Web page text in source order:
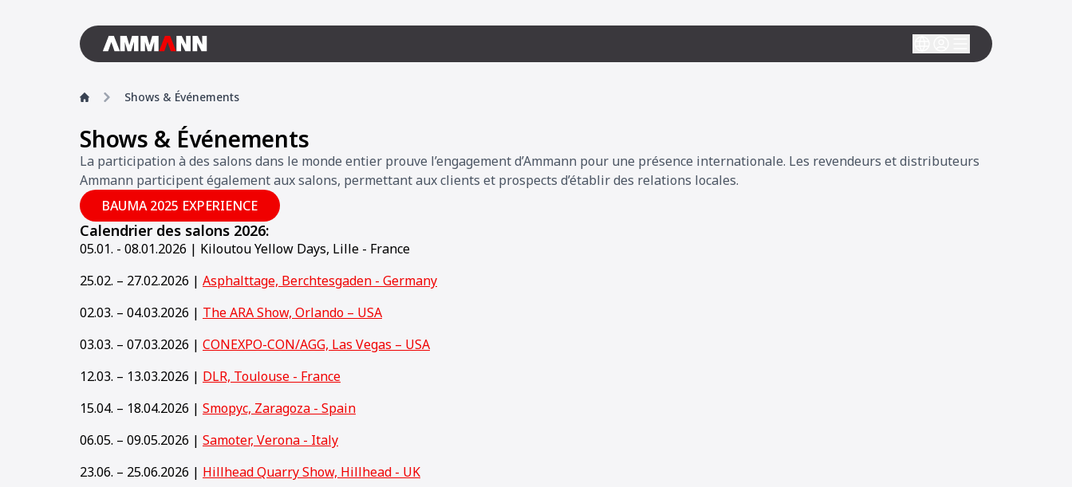
Shows & Événements
Shows & Événements
La participation à des salons dans le monde entier prouve l’engagement d’Ammann pour une présence internationale. Les revendeurs et distributeurs
Ammann participent également aux salons, permettant aux clients et prospects d’établir des relations locales.
BAUMA 2025 EXPERIENCE
Calendrier des salons 2026:
05.01. - 08.01.2026 | Kiloutou Yellow Days, Lille - France
25.02. – 27.02.2026 | Asphalttage, Berchtesgaden - Germany
02.03. – 04.03.2026 | The ARA Show, Orlando – USA
03.03. – 07.03.2026 | CONEXPO-CON/AGG, Las Vegas – USA
12.03. – 13.03.2026 | DLR, Toulouse - France
15.04. – 18.04.2026 | Smopyc, Zaragoza - Spain
06.05. – 09.05.2026 | Samoter, Verona - Italy
23.06. – 25.06.2026 | Hillhead Quarry Show, Hillhead - UK